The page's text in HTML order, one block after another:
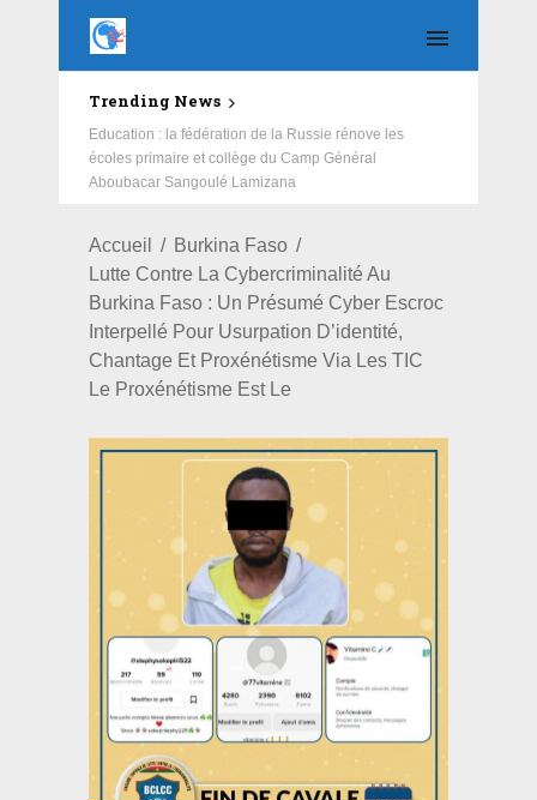
Trending News
Education : la fédération de la Russie rénove les
écoles primaire et collège du Camp Général
Aboubacar Sangoulé Lamizana
Accueil
Burkina Faso
Lutte Contre La Cybercriminalité Au
Burkina Faso : Un Présumé Cyber Escroc
Interpellé Pour Usurpation D’identité,
Chantage Et Proxénétisme Via Les TIC
Le Proxénétisme Est Le